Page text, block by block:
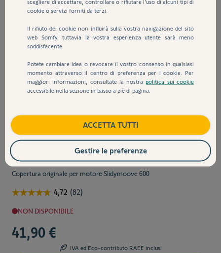
Sku:
Cover Slidymoove 600
Copertura originale per motore Slidymoove 600
NON DISPONIBILE
41,90 €
IVA ed Eco-contributo RAEE inclusi
scegliere di accettare, controllare o rifiutare l'uso di alcuni tipi di
cookie o servizi forniti da terzi.
Il rifiuto dei cookie non influirà sulla vostra navigazione del sito
web Somfy, tuttavia la vostra esperienza utente sarà meno
soddisfacente.
Potete cambiare idea o revocare il vostro consenso in qualsiasi
momento attraverso il centro di preferenza per i cookie. Per
maggiori informazioni, consultate la nostrapolitica sui cookie
accessibile nella sezione in basso a piè di pagina.
ACCETTA TUTTI
Gestire le preferenze